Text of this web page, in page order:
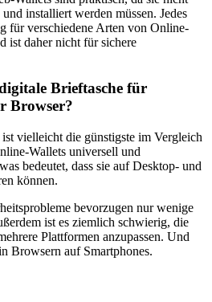
installiert werden müssen. Jedes
für verschiedene Arten von Online-
ist daher nicht für sichere
Brieftasche für
Browser?
vielleicht die günstigste im Vergleich
Wallets universell und
bedeutet, dass sie auf Desktop- und
können.
bevorzugen nur wenige
ist es ziemlich schwierig, die
Plattformen anzupassen. Und
Browsern auf Smartphones.